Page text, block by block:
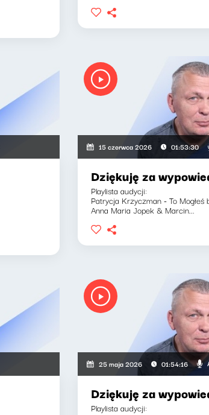
15 czerwca 2026 01:53:30
Dziękuję za
Playlista audycji:
Patrycja Krzyczman - To Mogłeś
Anna Maria Jopek & Marcin...
25 maja 2026 01:54:16
Dziękuję za
Playlista audycji: